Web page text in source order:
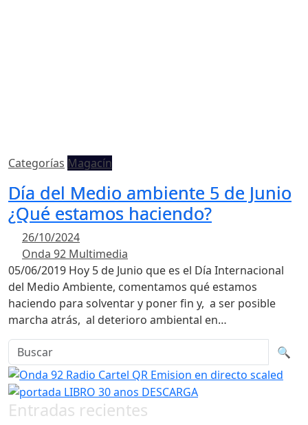
Categorías Magacín
Día del Medio ambiente 5 de Junio
¿Qué estamos haciendo?
26/10/2024
Onda 92 Multimedia
05/06/2019 Hoy 5 de Junio que es el Día Internacional
del Medio Ambiente, comentamos qué estamos
haciendo para solventar y poner fin y, a ser posible
marcha atrás, al deterioro ambiental en…
Buscar en la web
🔍
Entradas recientes